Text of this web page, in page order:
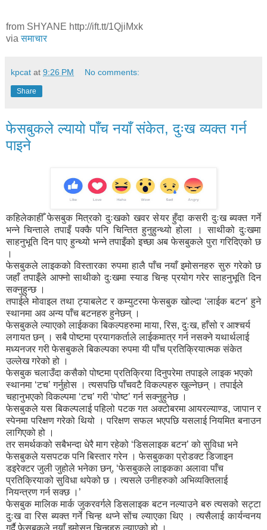
from SHYANE http://ift.tt/1QjiMxk
viaसमाचार
kpcat at 9:26 PM No comments:
Share
फेसबुकले ल्यायो पाँच नयाँ संकेत, दुःख व्यक्त गर्न
पाइने
कहिलेकाहीँ फेसबुक मित्रको दुःखको खवर सेयर हुँदा कसरी दुःख ब्यक्त गर्ने
भन्ने चिन्ताले तपाइँ पक्कै पनि चिन्तित हुनुहुन्थ्यो होला । साथीको दुःखमा
साहनुभूति दिन पाए हुन्थ्यो भन्ने तपाइँको इच्छा अब फेसबुकले पुरा गरिदिएको छ
।
फेसबुकले लाइकको विस्तारका रुपमा हालै पाँच नयाँ इमोसनहरु सुरु गरेको छ
जहाँ तपाइँले आफ्नो साथीको दुःखमा स्याड चिन्ह प्रयोग गरेर साहनुभूति दिन
सक्नुहुन्छ ।
तपाईले मोवाइल तथा ट्याबलेट र कम्युटरमा फेसबुक खोल्दा ‘लाईक बटन’ हुने
स्थानमा अव अन्य पाँच बटनहरु हुनेछन् ।
फेसबुकले ल्याएको लाईकका बिकल्पहरुमा माया, रिस, दुःख, हाँसो र आश्चर्य
लगायत छन् । सबै पोष्टमा प्रयागकर्ताले लाईकमात्र गर्न नसक्ने यथार्थलाई
मध्यनजर गरी फेसबुकले बिकल्पका रुपमा यी पाँच प्रतिक्रियात्मक संकेत
उल्लेख गरेको हो ।
फेसबुक चलाउँदा कसैको पोष्टमा प्रतिक्रिया दिनुपरेमा तपाइले लाइक भएको
स्थानमा ‘टच’ गर्नुहोस । त्यसपछि पाँचवटै विकल्पहरु खुल्नेछन् । तपाईले
चहानुभएको विकल्पमा ‘टच’ गरी ‘पोष्ट’ गर्न सक्नुहुनेछ ।
फेसबुकले यस बिकल्पलाई पहिलो पटक गत अक्टोबरमा आयरल्याण्ड, जापान र
स्पेनमा परिक्षण गरेको थियो । परिक्षण सफल भएपछि यसलाई नियमित बनाउन
लागिएको हो ।
तर समर्थकको सबैभन्दा धेरै माग रहेको ‘डिसलाइक बटन’ को सुविधा भने
फेसबुकले यसपटक पनि बिस्तार गरेन । फेसबुकका प्रोडक्ट डिजाइन
डइरेक्टर जुली जुहोले भनेका छन्, ‘फेसबुकले लाइकका अलावा पाँच
प्रतिक्रियाको सुविधा थपेको छ । त्यसले उनीहरुको अभिव्यक्तिलाई
नियन्त्रण गर्न सक्छ ।’
फेसबुक मालिक मार्क जुकरवर्गले डिसलाइक बटन नल्याउने बरु त्यसको सट्टा
दुःख वा रिस ब्यक्त गर्ने चिन्ह थप्ने सोंच ल्याएका थिए । त्यसैलाई कार्यन्वनय